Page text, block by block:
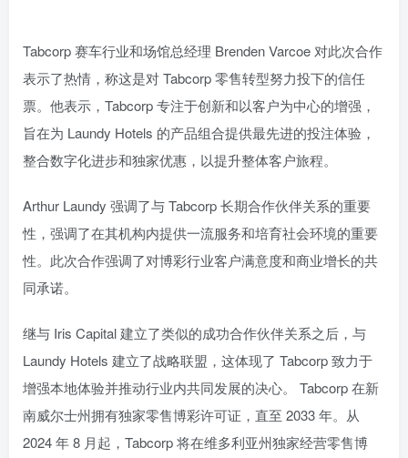
Tabcorp 赛车行业和场馆总经理 Brenden Varcoe 对此次合作
表示了热情，称这是对 Tabcorp 零售转型努力投下的信任
票。他表示，Tabcorp 专注于创新和以客户为中心的增强，
旨在为 Laundy Hotels 的产品组合提供最先进的投注体验，
整合数字化进步和独家优惠，以提升整体客户旅程。
Arthur Laundy 强调了与 Tabcorp 长期合作伙伴关系的重要
性，强调了在其机构内提供一流服务和培育社会环境的重要
性。此次合作强调了对博彩行业客户满意度和商业增长的共
同承诺。
继与 Iris Capital 建立了类似的成功合作伙伴关系之后，与
Laundy Hotels 建立了战略联盟，这体现了 Tabcorp 致力于
增强本地体验并推动行业内共同发展的决心。 Tabcorp 在新
南威尔士州拥有独家零售博彩许可证，直至 2033 年。从
2024 年 8 月起，Tabcorp 将在维多利亚州独家经营零售博